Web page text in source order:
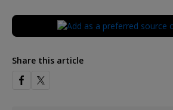
Share this article